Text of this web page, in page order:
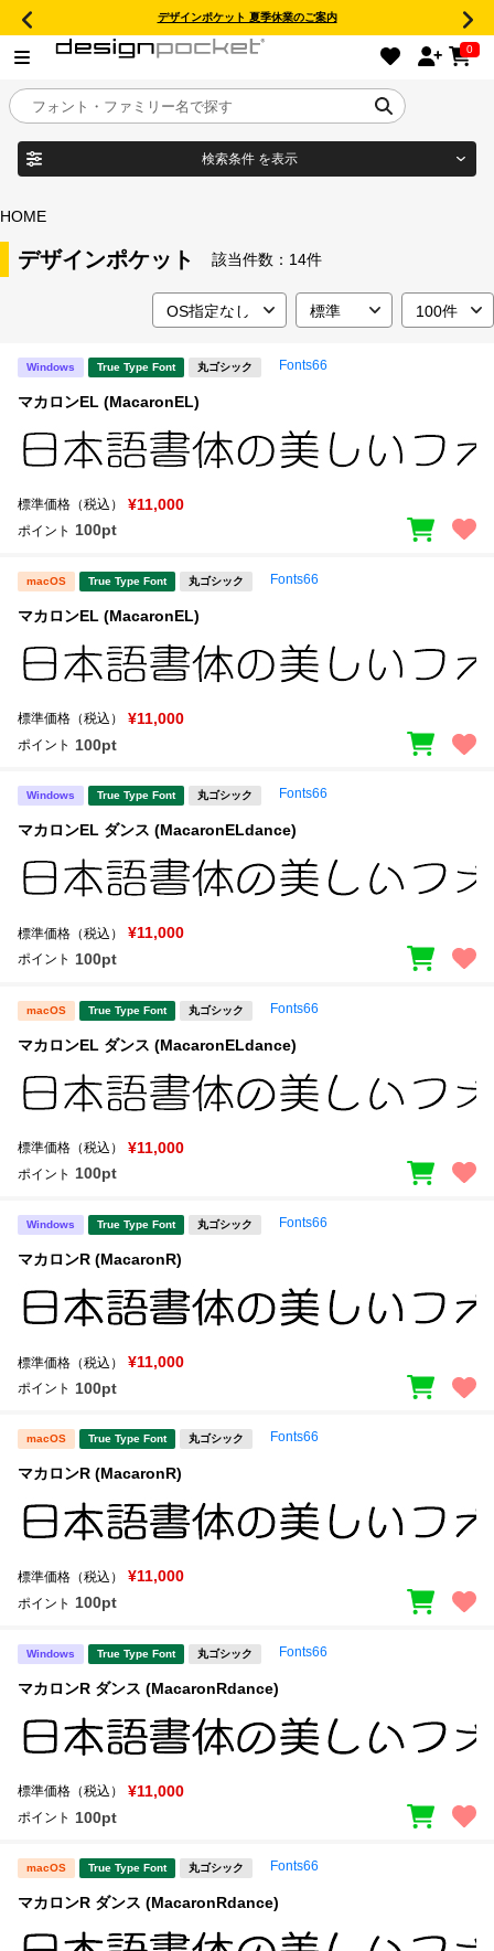
デザインポケット 夏季休業のご案内
0
目的別フォントガイド
特集
年間ライセンス商品
キャンペーン一覧
新着一覧
マイページ
お気に入り
ご利用ガイド
よくあるご質問
検索条件 を表示
宋朝体
教科書体 行書体
江戸文字
すべてを表示
セット or 単体
文字種類
リセット
HOME
デザインポケット 該当件数： 14件
Windows True Type Font 丸ゴシック Fonts66
マカロンEL (MacaronEL)
標準価格（税込） ¥11,000
ポイント 100pt
macOS True Type Font 丸ゴシック Fonts66
マカロンEL (MacaronEL)
標準価格（税込） ¥11,000
ポイント 100pt
Windows True Type Font 丸ゴシック Fonts66
マカロンEL ダンス (MacaronELdance)
標準価格（税込） ¥11,000
ポイント 100pt
macOS True Type Font 丸ゴシック Fonts66
マカロンEL ダンス (MacaronELdance)
標準価格（税込） ¥11,000
ポイント 100pt
Windows True Type Font 丸ゴシック Fonts66
マカロンR (MacaronR)
標準価格（税込） ¥11,000
ポイント 100pt
macOS True Type Font 丸ゴシック Fonts66
マカロンR (MacaronR)
標準価格（税込） ¥11,000
ポイント 100pt
Windows True Type Font 丸ゴシック Fonts66
マカロンR ダンス (MacaronRdance)
標準価格（税込） ¥11,000
ポイント 100pt
macOS True Type Font 丸ゴシック Fonts66
マカロンR ダンス (MacaronRdance)